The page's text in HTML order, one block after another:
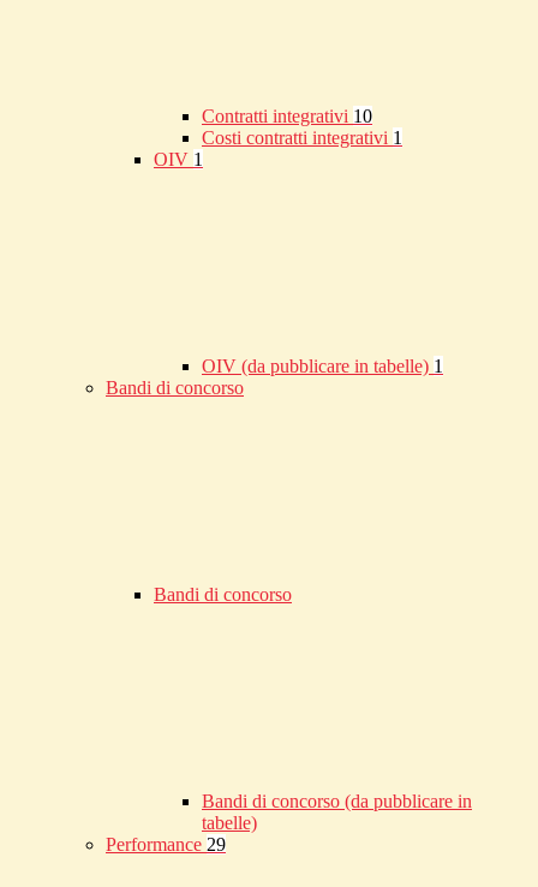
Contratti integrativi 10
Costi contratti integrativi 1
OIV 1
OIV (da pubblicare in tabelle) 1
Bandi di concorso
Bandi di concorso
Bandi di concorso (da pubblicare in
tabelle)
Performance 29